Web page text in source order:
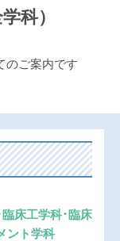
科）
のご案内です
床工学科･臨床
ント学科